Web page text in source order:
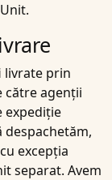
livrate prin
către agenții
expediție
excepția
separat. Avem